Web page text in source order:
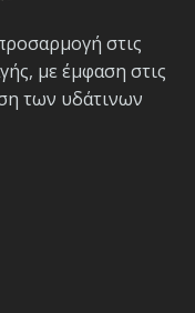
στις
με έμφαση στις
των υδάτινων